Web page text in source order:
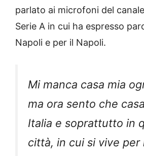
parlato ai microfoni del
Serie A in cui ha espresso
Napoli e per il Napoli.
Mi manca casa mia
ma ora sento che
Italia e soprattutto in
città, in cui si vive per